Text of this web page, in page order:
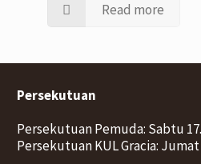
Read more
Persekutuan
Persekutuan Pemuda: Sabtu
Persekutuan KUL Gracia: Jumat